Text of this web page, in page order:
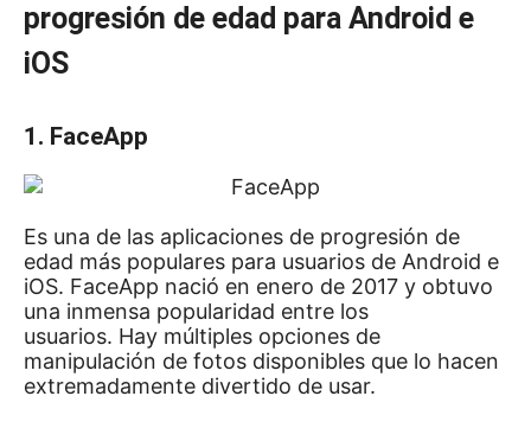
progresión de edad para Android e
iOS
1. FaceApp
Es una de las aplicaciones de progresión de
edad más populares para usuarios de Android e
iOS. FaceApp nació en enero de 2017 y obtuvo
una inmensa popularidad entre los
usuarios. Hay múltiples opciones de
manipulación de fotos disponibles que lo hacen
extremadamente divertido de usar.